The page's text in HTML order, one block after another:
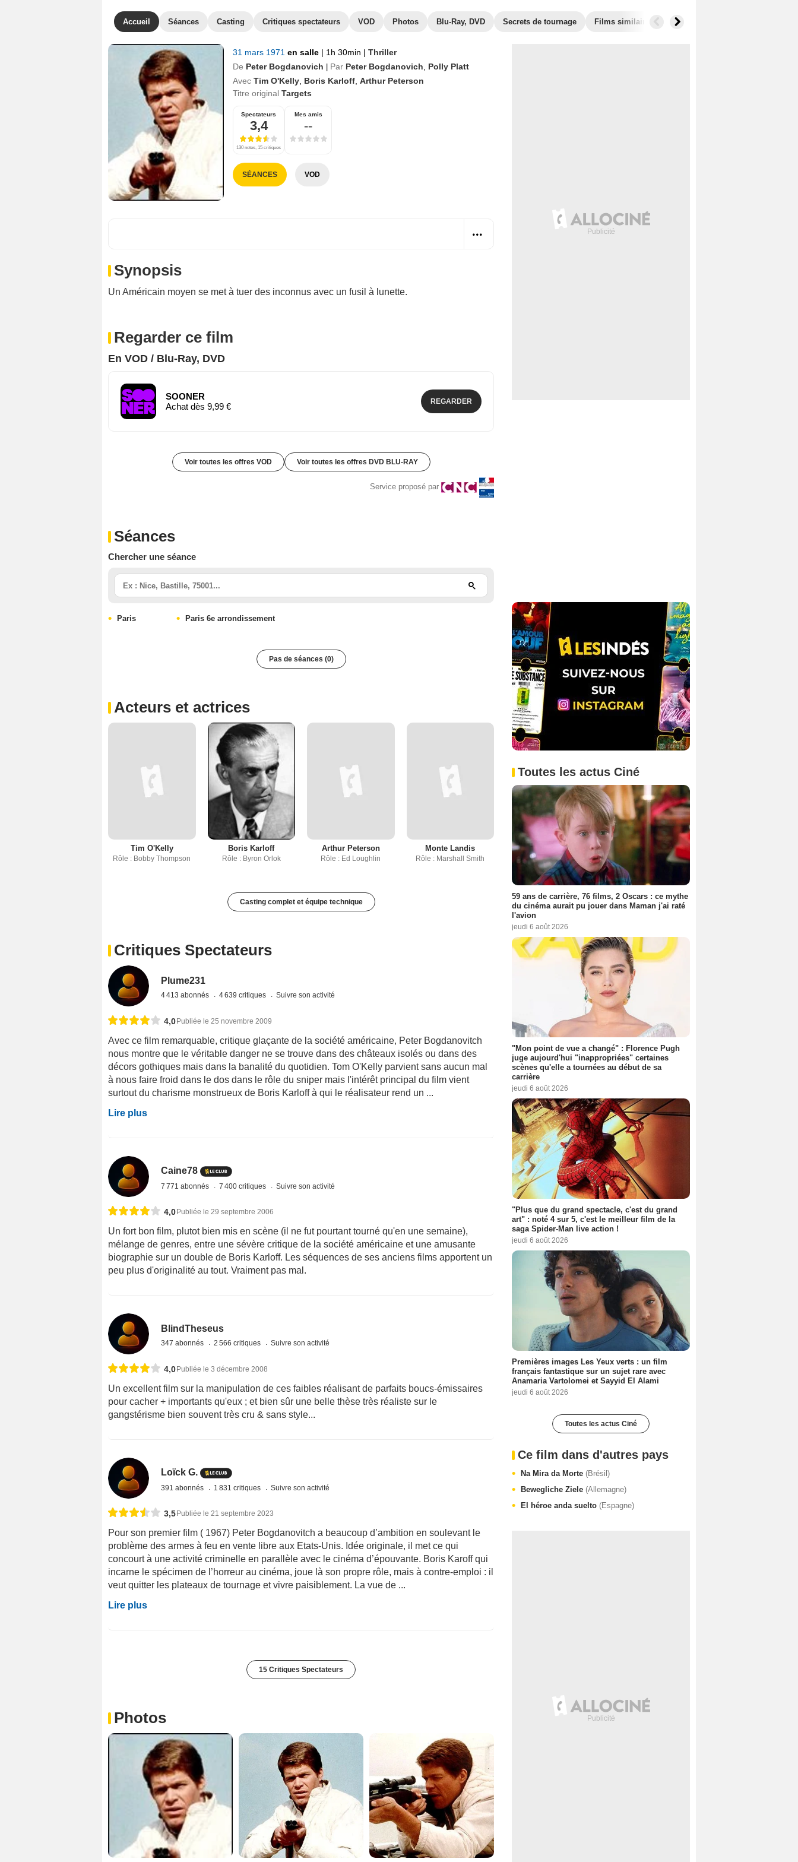
Accueil Séances Casting Critiques spectateurs VOD Photos Blu-Ray, DVD Secrets de tournage Films similaires
31 mars 1971 en salle | 1h 30min | Thriller
De Peter Bogdanovich Par Peter Bogdanovich
Polly Platt
Avec Tim O'Kelly Boris Karloff Arthur Peterson
Titre original Targets
Spectateurs
3,4
130 notes, 15 critiques
Mes amis
--
SÉANCES VOD
Synopsis
Un Américain moyen se met à tuer des inconnus avec un fusil à lunette.
Regarder ce film
En VOD / Blu-Ray, DVD
SOONER
Achat dès 9,99 €
REGARDER
Voir toutes les offres VOD Voir toutes les offres DVD BLU-RAY
Service proposé par
Séances
Chercher une séance
Paris Paris 6e arrondissement
Pas de séances (0)
Acteurs et actrices
Tim O'Kelly
Rôle : Bobby Thompson
Boris Karloff
Rôle : Byron Orlok
Arthur Peterson
Rôle : Ed Loughlin
Monte Landis
Rôle : Marshall Smith
Casting complet et équipe technique
Critiques Spectateurs
Plume231
4 413 abonnés 4 639 critiques Suivre son activité
4,0 Publiée le 25 novembre 2009
Avec ce film remarquable, critique glaçante de la société américaine, Peter Bogdanovitch
nous montre que le véritable danger ne se trouve dans des châteaux isolés ou dans des
décors gothiques mais dans la banalité du quotidien. Tom O'Kelly parvient sans aucun mal
à nous faire froid dans le dos dans le rôle du sniper mais l'intérêt principal du film vient
surtout du charisme monstrueux de Boris Karloff à qui le réalisateur rend un ...
Lire plus
Caine78
7 771 abonnés 7 400 critiques Suivre son activité
4,0 Publiée le 29 septembre 2006
Un fort bon film, plutot bien mis en scène (il ne fut pourtant tourné qu'en une semaine),
mélange de genres, entre une sévère critique de la société américaine et une amusante
biographie sur un double de Boris Karloff. Les séquences de ses anciens films apportent un
peu plus d'originalité au tout. Vraiment pas mal.
BlindTheseus
347 abonnés 2 566 critiques Suivre son activité
4,0 Publiée le 3 décembre 2008
Un excellent film sur la manipulation de ces faibles réalisant de parfaits boucs-émissaires
pour cacher + importants qu'eux ; et bien sûr une belle thèse très réaliste sur le
gangstérisme bien souvent très cru & sans style...
Loïck G.
391 abonnés 1 831 critiques Suivre son activité
3,5 Publiée le 21 septembre 2023
Pour son premier film ( 1967) Peter Bogdanovitch a beaucoup d’ambition en soulevant le
problème des armes à feu en vente libre aux Etats-Unis. Idée originale, il met ce qui
concourt à une activité criminelle en parallèle avec le cinéma d’épouvante. Boris Karoff qui
incarne le spécimen de l’horreur au cinéma, joue là son propre rôle, mais à contre-emploi : il
veut quitter les plateaux de tournage et vivre paisiblement. La vue de ...
Lire plus
15 Critiques Spectateurs
Photos
Toutes les actus Ciné
59 ans de carrière, 76 films, 2 Oscars : ce mythe
du cinéma aurait pu jouer dans Maman j'ai raté
l'avion
jeudi 6 août 2026
"Mon point de vue a changé" : Florence Pugh
juge aujourd'hui "inappropriées" certaines
scènes qu'elle a tournées au début de sa
carrière
jeudi 6 août 2026
"Plus que du grand spectacle, c'est du grand
art" : noté 4 sur 5, c'est le meilleur film de la
saga Spider-Man live action !
jeudi 6 août 2026
Premières images Les Yeux verts : un film
français fantastique sur un sujet rare avec
Anamaria Vartolomei et Sayyid El Alami
jeudi 6 août 2026
Toutes les actus Ciné
Ce film dans d'autres pays
Na Mira da Morte (Brésil)
Bewegliche Ziele (Allemagne)
El héroe anda suelto (Espagne)